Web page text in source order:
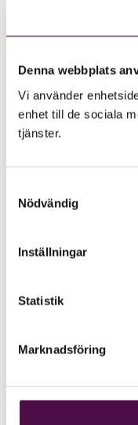
Denna webbplats
Vi använder
enhet till de sociala
tjänster.
Nödvändig
Inställningar
Statistik
Marknadsföring